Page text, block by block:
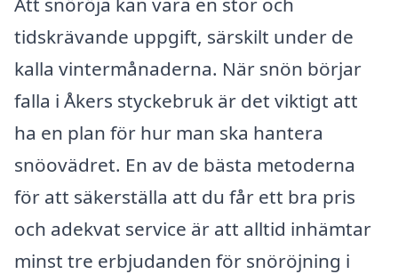
tidskrävande uppgift, särskilt under de
kalla vintermånaderna. När snön börjar
falla i Åkers styckebruk är det viktigt att
ha en plan för hur man ska hantera
snöovädret. En av de bästa metoderna
för att säkerställa att du får ett bra pris
och adekvat service är att alltid inhämtar
minst tre erbjudanden för snöröjning i